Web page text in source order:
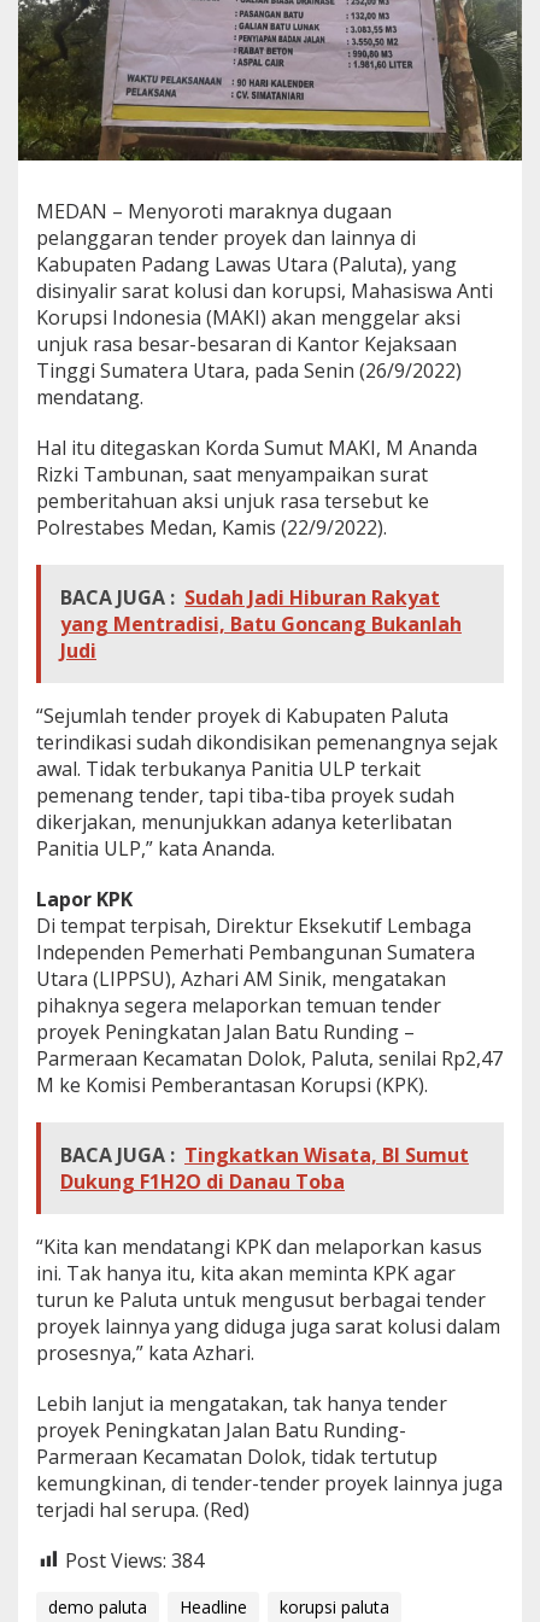
r
a
n
d
i
K
j
a
t
i
s
u
,
A
S
u
m
u
t
o
u
g
a
a
n
K
o
l
i
T
e
n
d
e
r
d
i
a
u
.
P
e
a
n
e
p
n
,
L
p
s
MEDAN – Menyoroti maraknya dugaan
pelanggaran tender proyek dan lainnya di
Kabupaten Padang Lawas Utara (Paluta), yang
disinyalir sarat kolusi dan korupsi, Mahasiswa Anti
Korupsi Indonesia (MAKI) akan menggelar aksi
unjuk rasa besar-besaran di Kantor Kejaksaan
Tinggi Sumatera Utara, pada Senin (26/9/2022)
mendatang.
Hal itu ditegaskan Korda Sumut MAKI, M Ananda
Rizki Tambunan, saat menyampaikan surat
pemberitahuan aksi unjuk rasa tersebut ke
Polrestabes Medan, Kamis (22/9/2022).
BACA JUGA : Sudah Jadi Hiburan Rakyat
yang Mentradisi, Batu Goncang Bukanlah
Judi
“Sejumlah tender proyek di Kabupaten Paluta
terindikasi sudah dikondisikan pemenangnya sejak
awal. Tidak terbukanya Panitia ULP terkait
pemenang tender, tapi tiba-tiba proyek sudah
dikerjakan, menunjukkan adanya keterlibatan
Panitia ULP,” kata Ananda.
Lapor KPK
Di tempat terpisah, Direktur Eksekutif Lembaga
Independen Pemerhati Pembangunan Sumatera
Utara (LIPPSU), Azhari AM Sinik, mengatakan
pihaknya segera melaporkan temuan tender
proyek Peningkatan Jalan Batu Runding –
Parmeraan Kecamatan Dolok, Paluta, senilai Rp2,47
M ke Komisi Pemberantasan Korupsi (KPK).
BACA JUGA : Tingkatkan Wisata, BI Sumut
Dukung F1H2O di Danau Toba
“Kita kan mendatangi KPK dan melaporkan kasus
ini. Tak hanya itu, kita akan meminta KPK agar
turun ke Paluta untuk mengusut berbagai tender
proyek lainnya yang diduga juga sarat kolusi dalam
prosesnya,” kata Azhari.
Lebih lanjut ia mengatakan, tak hanya tender
proyek Peningkatan Jalan Batu Runding-
Parmeraan Kecamatan Dolok, tidak tertutup
kemungkinan, di tender-tender proyek lainnya juga
terjadi hal serupa. (Red)
Post Views: 384
demo paluta Headline korupsi paluta